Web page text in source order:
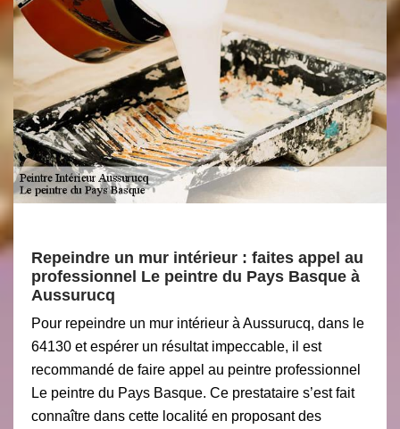
Repeindre un mur intérieur : faites appel au
professionnel Le peintre du Pays Basque à
Aussurucq
Pour repeindre un mur intérieur à Aussurucq, dans le
64130 et espérer un résultat impeccable, il est
recommandé de faire appel au peintre professionnel
Le peintre du Pays Basque. Ce prestataire s’est fait
connaître dans cette localité en proposant des